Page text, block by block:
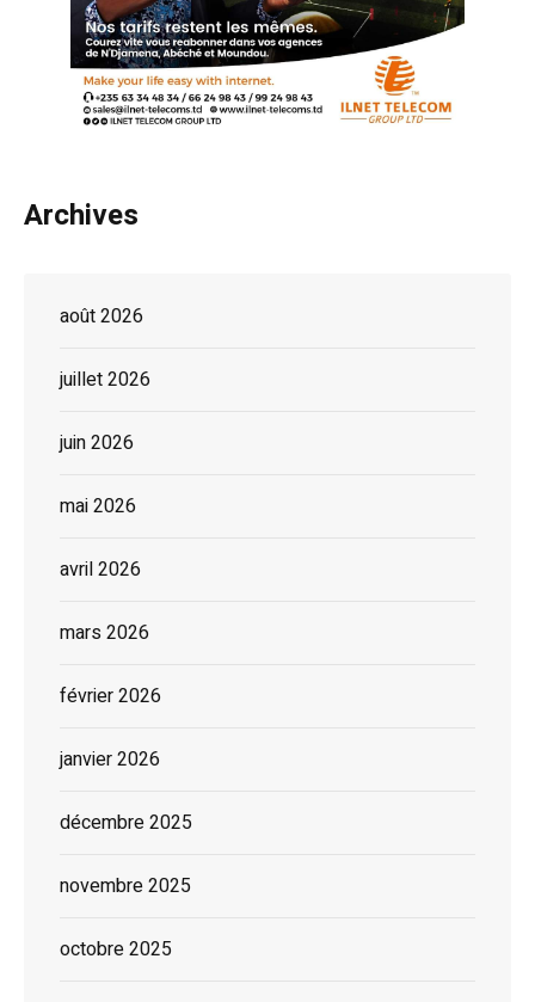
Archives
août 2026
juillet 2026
juin 2026
mai 2026
avril 2026
mars 2026
février 2026
janvier 2026
décembre 2025
novembre 2025
octobre 2025